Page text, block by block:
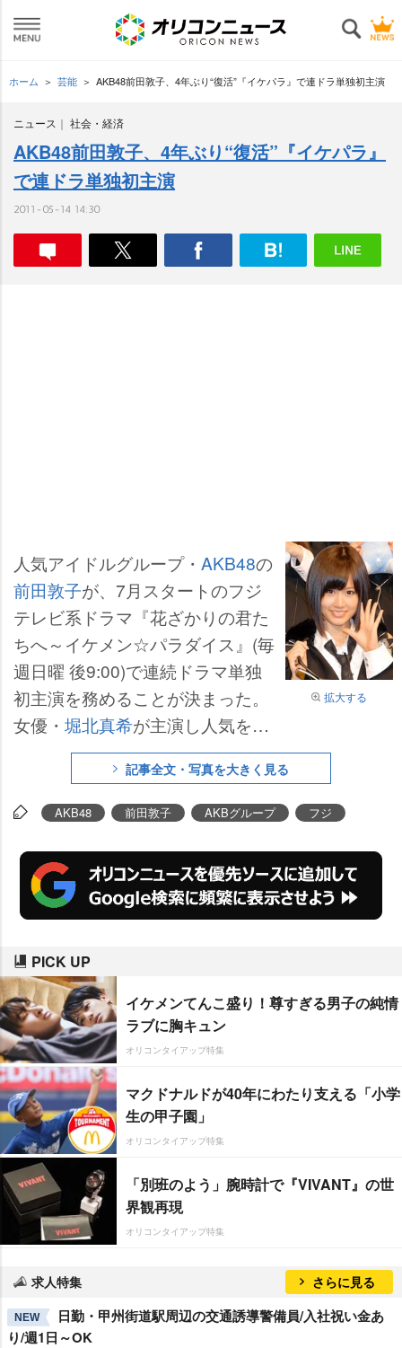
ホーム 芸能 AKB48前田敦子、4年ぶり“復活”『イケパラ』で連ドラ単独初主演
ニュース 社会・経済
AKB48前田敦子、4年ぶり“復活”『イケパラ』
で連ドラ単独初主演
2011-05-14 14:30
拡大する
人気アイドルグループ・ AKB48の
前田敦子が、7月スタートのフジ
テレビ系ドラマ『花ざかりの君た
ちへ～イケメン☆パラダイス』(毎
週日曜 後9:00)で連続ドラマ単独
初主演を務めることが決まった。
女優・ 堀北真希が主演し人気を集
めた2007年放送の前作『～イケメ
ン♂パラダイス』が4年ぶりに“復
活”。初めての“ショートカット&男
うに皆さんに愛されて楽しんでも
らえるドラマにしていけるよう頑
張ります! 見た目からもイケメン
いる。
記事全文・写真を大きく見る
AKB48 前田敦子 AKBグループ フジ
PICK UP
イケメンてんこ盛り！尊すぎる男子の純情
ラブに胸キュン
オリコンタイアップ特集
マクドナルドが40年にわたり支える「小学
生の甲子園」
オリコンタイアップ特集
「別班のよう」腕時計で『VIVANT』の世
界観再現
オリコンタイアップ特集
求人特集 さらに見る
NEW
日勤・甲州街道駅周辺の交通誘導警備員/入社祝い金あ
り/週1日～OK